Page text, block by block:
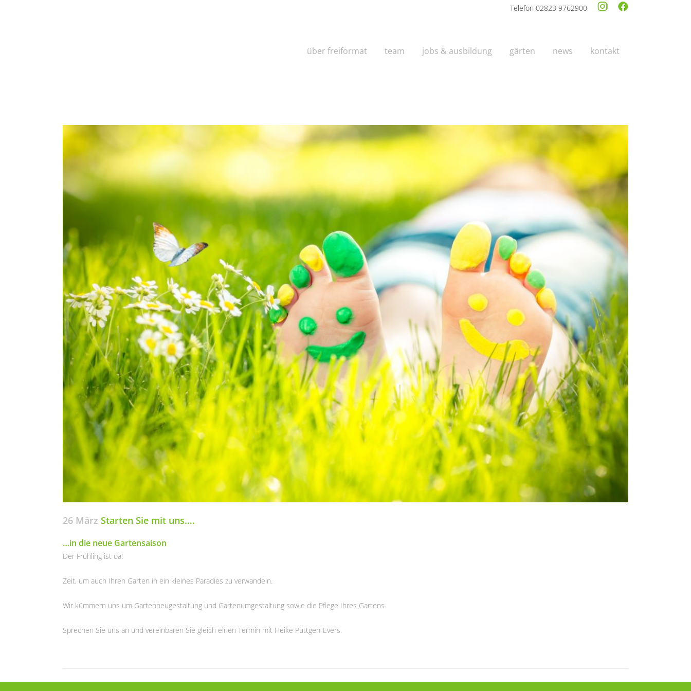
Telefon 02823 9762900
über freiformat team jobs & ausbildung gärten news kontakt
26 März Starten Sie mit uns….
…in die neue Gartensaison
Der Frühling ist da!
Zeit, um auch Ihren Garten in ein kleines Paradies zu verwandeln.
Wir kümmern uns um Gartenneugestaltung und Gartenumgestaltung sowie die Pflege Ihres Gartens.
Sprechen Sie uns an und vereinbaren Sie gleich einen Termin mit Heike Püttgen-Evers.